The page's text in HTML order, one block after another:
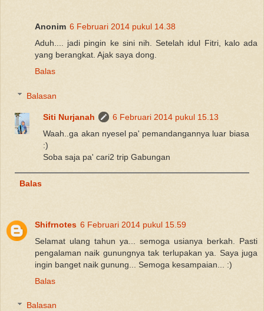
Anonim 6 Februari 2014 pukul 14.38
Aduh.... jadi pingin ke sini nih. Setelah idul Fitri, kalo ada
yang berangkat. Ajak saya dong.
Balas
Balasan
Siti Nurjanah
6 Februari 2014 pukul 15.13
Waah..ga akan nyesel pa' pemandangannya luar biasa
:)
Soba saja pa' cari2 trip Gabungan
Balas
Shifrnotes 6 Februari 2014 pukul 15.59
Selamat ulang tahun ya... semoga usianya berkah. Pasti
pengalaman naik gunungnya tak terlupakan ya. Saya juga
ingin banget naik gunung... Semoga kesampaian... :)
Balas
Balasan